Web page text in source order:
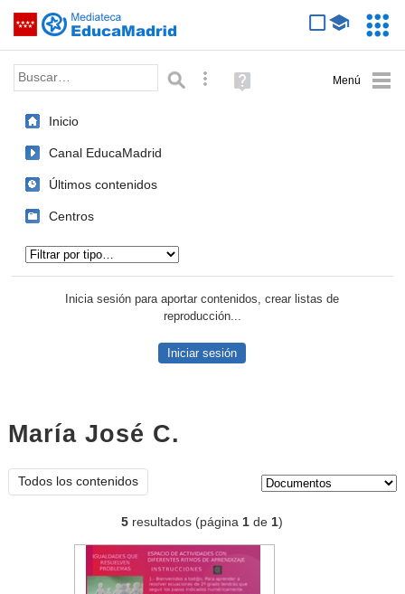
Saltar navegación
Palabra o frase: Búsqueda avanzada
Ayuda
(en
Inicio
Canal EducaMadrid
Últimos contenidos
Centros
Inicia sesión para aportar contenidos, crear listas de
reproducción...
Iniciar sesión
María José C.
Todos los contenidos
5 resultados (página1 de1)